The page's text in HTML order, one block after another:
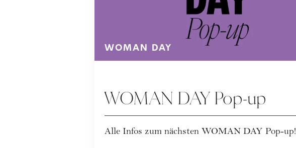
WOMAN DAY
WOMAN DAY Pop-up
Alle Infos zum nächsten WOMAN DAY Pop-up!